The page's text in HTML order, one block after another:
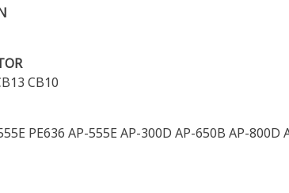
CB10
PE636 AP-555E AP-300D AP-650B AP-